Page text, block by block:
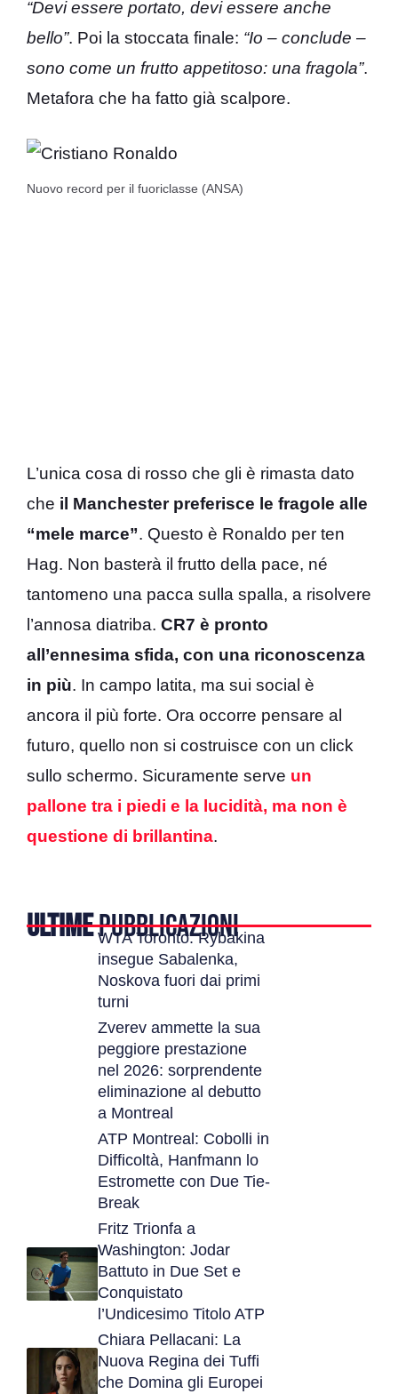
“Devi essere portato, devi essere anche
bello”. Poi la stoccata finale: “Io – conclude –
sono come un frutto appetitoso: una fragola”.
Metafora che ha fatto già scalpore.
Nuovo record per il fuoriclasse (ANSA)
L’unica cosa di rosso che gli è rimasta dato
che il Manchester preferisce le fragole alle
“mele marce”. Questo è Ronaldo per ten
Hag. Non basterà il frutto della pace, né
tantomeno una pacca sulla spalla, a risolvere
l’annosa diatriba. CR7 è pronto
all’ennesima sfida, con una riconoscenza
in più. In campo latita, ma sui social è
ancora il più forte. Ora occorre pensare al
futuro, quello non si costruisce con un click
sullo schermo. Sicuramente serve un
pallone tra i piedi e la lucidità, ma non è
questione di brillantina.
ULTIMEPUBBLICAZIONI
WTA Toronto: Rybakina
insegue Sabalenka,
Noskova fuori dai primi
turni
Zverev ammette la sua
peggiore prestazione
nel 2026: sorprendente
eliminazione al debutto
a Montreal
ATP Montreal: Cobolli in
Difficoltà, Hanfmann lo
Estromette con Due Tie-
Break
Fritz Trionfa a
Washington: Jodar
Battuto in Due Set e
Conquistato
l’Undicesimo Titolo ATP
Chiara Pellacani: La
Nuova Regina dei Tuffi
che Domina gli Europei